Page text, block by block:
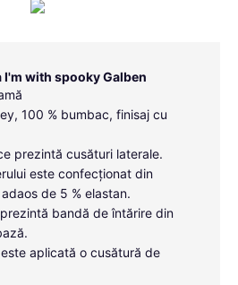
I'm with spooky Galben
100 % bumbac, finisaj cu
prezintă cusături laterale.
este confecționat din
de 5 % elastan.
bandă de întărire din
aplicată o cusătură de